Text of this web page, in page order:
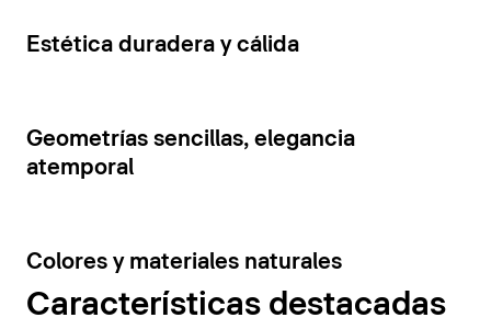
combinación de colores contrastantes.
Mostrar muebles de baño
5
Estética duradera y cálida
7
Geometrías sencillas, elegancia
atemporal
6
Colores y materiales naturales
Características destacadas